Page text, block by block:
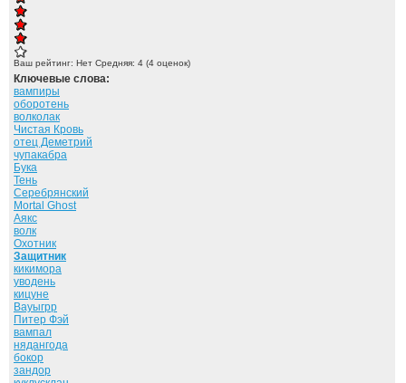
Ваш рейтинг: Нет Средняя: 4 (4 оценок)
Ключевые слова:
вампиры
оборотень
волколак
Чистая Кровь
отец Деметрий
чупакабра
Бука
Тень
Серебрянский
Mortal Ghost
Аякс
волк
Охотник
Защитник
кикимора
уводень
кицуне
Вауыгрр
Питер Фэй
вампал
нядангода
бокор
зандор